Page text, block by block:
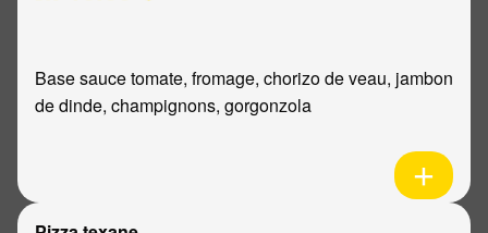
Base sauce tomate, fromage, chorizo de veau, jambon
de dinde, champignons, gorgonzola